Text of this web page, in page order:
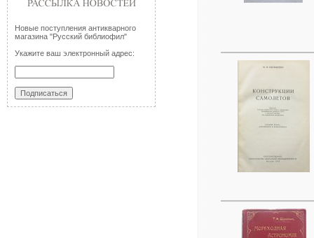
Новые поступления антикварного
магазина "Русский библиофил"
Укажите ваш электронный адрес: